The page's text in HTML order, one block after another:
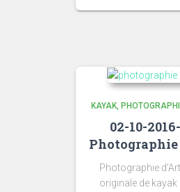
KAYAK
02-10-
Photographie
originale de kayak